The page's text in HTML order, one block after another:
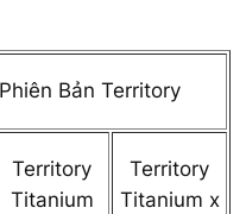
Bản Territory
Territory
Titanium
Territory
Titanium x